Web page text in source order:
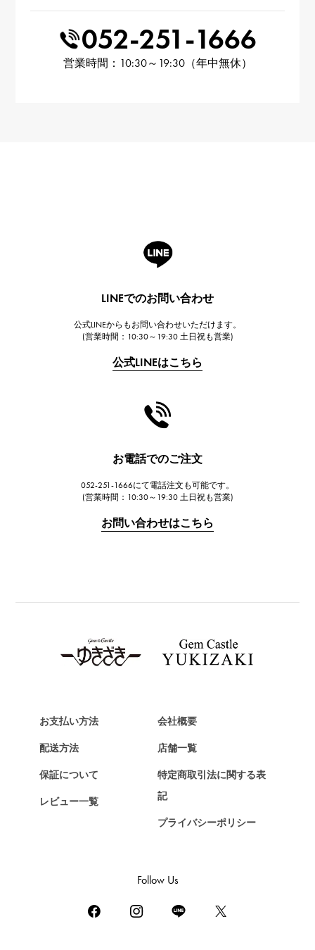
052-251-1666
営業時間：10:30～19:30（年中無休）
LINEでのお問い合わせ
公式LINEからもお問い合わせいただけます。
(営業時間：10:30～19:30 土日祝も営業)
公式LINEはこちら
お電話でのご注文
052-251-1666にて電話注文も可能です。
(営業時間：10:30～19:30 土日祝も営業)
お問い合わせはこちら
お支払い方法
配送方法
保証について
レビュー一覧
会社概要
店舗一覧
特定商取引法に関する表
記
プライバシーポリシー
Follow Us